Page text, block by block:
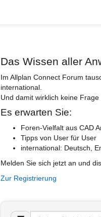
Das Wissen aller
Im Allplan Connect Forum
international.
Und damit wirklich keine
Es erwarten Sie:
Foren-Vielfalt aus CAD
Tipps von User für User
international: Deutsch,
Melden Sie sich jetzt an und
Zur Registrierung